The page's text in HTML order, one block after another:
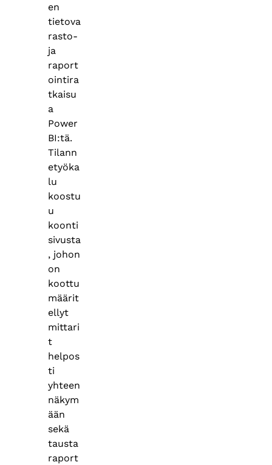
en
tietova
rasto-
ja
raport
ointira
tkaisu
a
Power
BI:tä.
Tilann
etyöka
lu
koostu
u
koonti
sivusta
, johon
on
koottu
määrit
ellyt
mittari
t
helpos
ti
yhteen
näkym
ään
sekä
tausta
raport